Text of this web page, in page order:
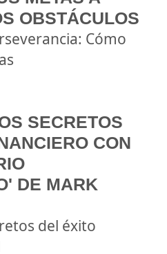
OBSTÁCULOS
Cómo
SECRETOS
CON
DE MARK
del éxito